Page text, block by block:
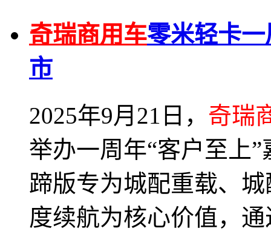
奇瑞商用车零米轻卡
市
2025年9月21日， 奇瑞
举办一周年“客户至上
蹄版专为城配重载、
度续航为核心价值，